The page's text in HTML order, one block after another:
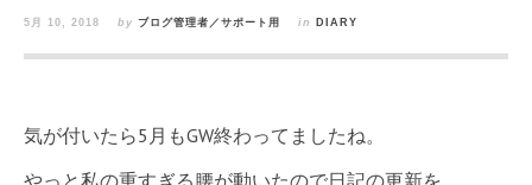
5月 10, 2018 by ブログ管理者／サポート用 in DIARY
気が付いたら5月もGW終わってましたね。